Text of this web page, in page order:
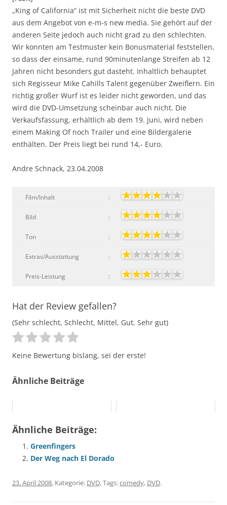
„King of California“ ist mit Sicherheit nicht die beste DVD
aus dem Angebot von e-m-s new media. Sie gehört auf der
anderen Seite jedoch auch nicht grad zu den schlechten.
Wir konnten am Testmuster kein Bonusmaterial feststellen,
so dass der einsame, rund 90minutenlange Streifen ab 12
Jahren nicht besonders gut dasteht. Inhaltlich behauptet
sich Regisseur Mike Cahills Talent gegenüber Zweiflern. Ein
richtig großer Wurf ist es leider nicht geworden, und das
wird die DVD-Umsetzung scheinbar auch nicht. Die
Verkaufsfassung, erhältlich ab dem 19. Juni, wird neben
einem Making Of noch Trailer und eine Bildergalerie
enthälten. Der Preis liegt bei rund 14,- Euro.
Andre Schnack, 23.04.2008
Film/Inhalt :
Bild :
Ton :
Extras/Ausstattung :
Preis-Leistung :
Hat der Review gefallen?
(Sehr schlecht, Schlecht, Mittel, Gut, Sehr gut)
Keine Bewertung bislang, sei der erste!
Ähnliche Beiträge
Ähnliche Beiträge:
Greenfingers
Der Weg nach El Dorado
23. April 2008, Kategorie: DVD, Tags:comedy, DVD.